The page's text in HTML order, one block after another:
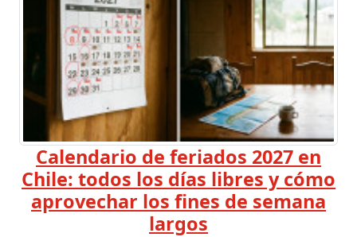
Calendario de feriados 2027 en
Chile: todos los días libres y cómo
aprovechar los fines de semana
largos